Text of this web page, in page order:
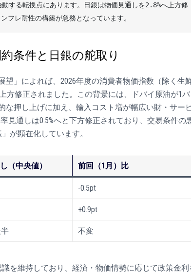
する転換点にあります。日銀は物価見通しを2.8%へ上方修
フレ耐性の構築が急務となっています。
条件と日銀の舵取り
望」によれば、2026年度の消費者物価指数（除く生
方修正されました。この背景には、ドバイ原油が1バ
な押し上げに加え、輸入コスト増が幅広い財・サー
見通しは0.5%へと下方修正されており、交易条件の
が顕在化しています。
（中央値） 前回（1月）比
-0.5pt
+0.9pt
不変
を維持しており、経済・物価情勢に応じて政策金利